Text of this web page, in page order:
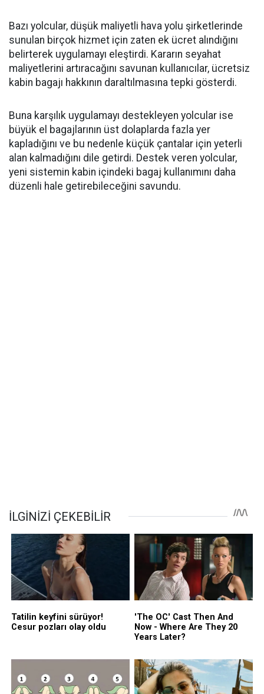
Bazı yolcular, düşük maliyetli hava yolu şirketlerinde
sunulan birçok hizmet için zaten ek ücret alındığını
belirterek uygulamayı eleştirdi. Kararın seyahat
maliyetlerini artıracağını savunan kullanıcılar, ücretsiz
kabin bagajı hakkının daraltılmasına tepki gösterdi.
Buna karşılık uygulamayı destekleyen yolcular ise
büyük el bagajlarının üst dolaplarda fazla yer
kapladığını ve bu nedenle küçük çantalar için yeterli
alan kalmadığını dile getirdi. Destek veren yolcular,
yeni sistemin kabin içindeki bagaj kullanımını daha
düzenli hale getirebileceğini savundu.